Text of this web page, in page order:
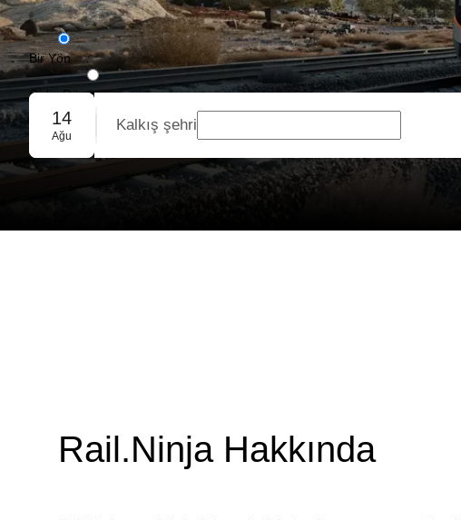
Bir Yön
Gidiş-Dönüş
Grup Rezervasyonu
14
Ağu
Kalkış şehri
Rail.Ninja Hakkında